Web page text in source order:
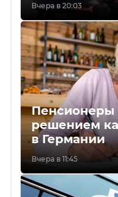
Вчера в 20:03
Пенсионеры
решением
в Германии
Вчера в 11:45